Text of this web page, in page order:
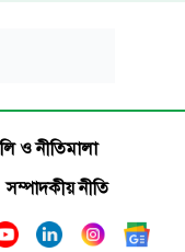
ও নীতিমালা
সম্পাদকীয় নীতি